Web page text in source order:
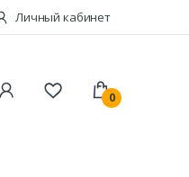
Личный кабинет
0